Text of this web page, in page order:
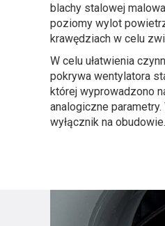
blachy stalowej
poziomy wylot
krawędziach w celu
W celu ułatwienia
pokrywa wentylatora
której wyprowadzono
analogiczne
wyłącznik na obudowie.